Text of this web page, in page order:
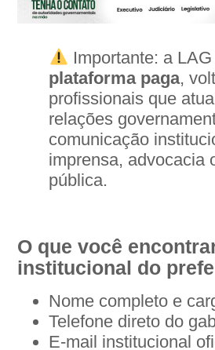
Importante: a LAG
plataforma paga,
profissionais que
relações
comunicação
imprensa, advocacia
pública.
O que você
institucional do
Nome completo e
Telefone direto do
E-mail institucional